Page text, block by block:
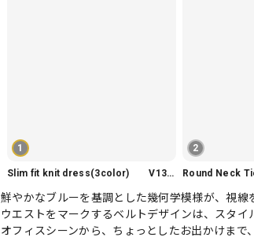
1
Slim fit knit dress(3color) V1330
2
鮮やかなブルーを基調とした幾何学模様が、視
ウエストをマークするベルトデザインは、スタイ
オフィスシーンから、ちょっとしたお出かけまで